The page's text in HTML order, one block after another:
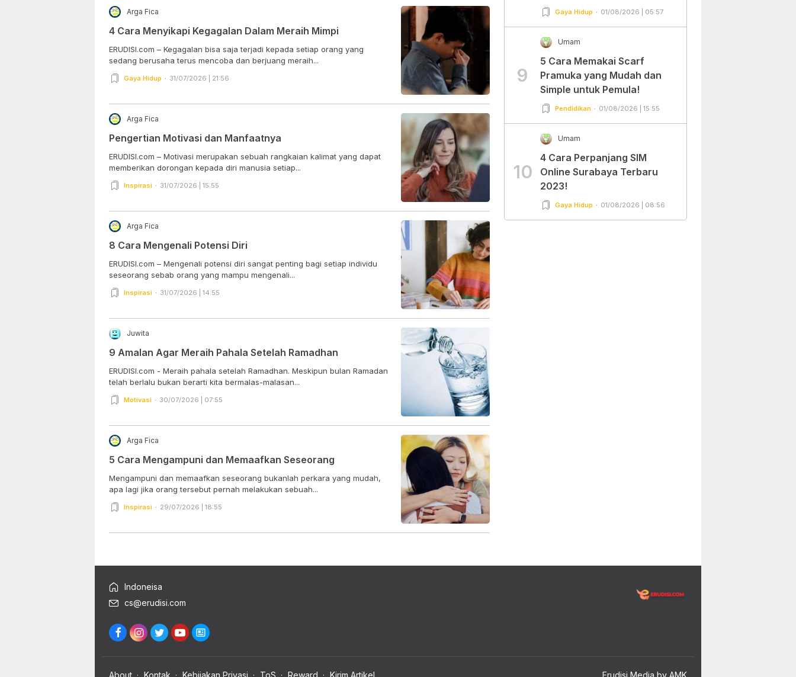
Arga Fica
4 Cara Menyikapi Kegagalan Dalam Meraih Mimpi
ERUDISI.com – Kegagalan bisa saja terjadi kepada setiap orang yang
sedang berusaha terus mencoba dan berjuang meraih...
Gaya Hidup 31/07/2026 | 21:56
Arga Fica
Pengertian Motivasi dan Manfaatnya
ERUDISI.com – Motivasi merupakan sebuah rangkaian kalimat yang dapat
memberikan dorongan kepada diri manusia setiap...
Inspirasi 31/07/2026 | 15:55
Arga Fica
8 Cara Mengenali Potensi Diri
ERUDISI.com – Mengenali potensi diri sangat penting bagi setiap individu
seseorang sebab orang yang mampu mengenali...
Inspirasi 31/07/2026 | 14:55
Juwita
9 Amalan Agar Meraih Pahala Setelah Ramadhan
ERUDISI.com - Meraih pahala setelah Ramadhan. Meskipun bulan Ramadan
telah berlalu bukan berarti kita bermalas-malasan...
Motivasi 30/07/2026 | 07:55
Arga Fica
5 Cara Mengampuni dan Memaafkan Seseorang
Mengampuni dan memaafkan seseorang bukanlah perkara yang mudah,
apa lagi jika orang tersebut pernah melakukan sebuah...
Inspirasi 29/07/2026 | 18:55
Gaya Hidup 01/08/2026 | 05:57
9
Umam
5 Cara Memakai Scarf
Pramuka yang Mudah dan
Simple untuk Pemula!
Pendidikan 01/08/2026 | 15:55
10
Umam
4 Cara Perpanjang SIM
Online Surabaya Terbaru
2023!
Gaya Hidup 01/08/2026 | 08:56
Indoneisa
cs@erudisi.com
About Kontak Kebijakan Privasi ToS Reward Kirim Artikel Erudisi Media by AMK